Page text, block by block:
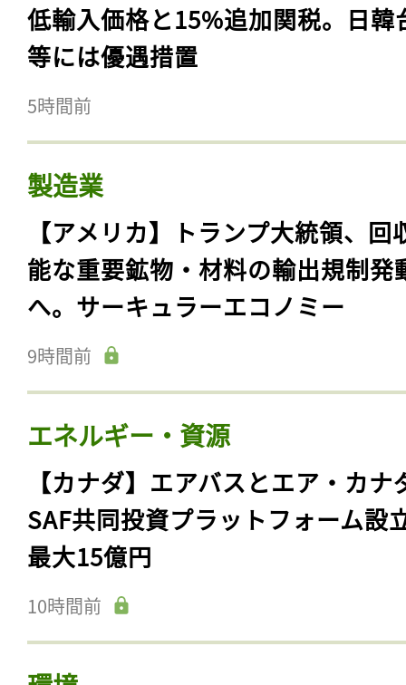
低輸入価格と15%追加関税。日韓
等には優遇措置
5時間前
製造業
【アメリカ】トランプ大統領、回
能な重要鉱物・材料の輸出規制発
へ。サーキュラーエコノミー
9時間前
エネルギー・資源
【カナダ】エアバスとエア・カナ
SAF共同投資プラットフォーム設
最大15億円
10時間前